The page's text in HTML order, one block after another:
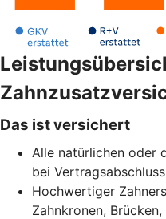
Das ist versichert
Alle natürlichen oder
bei
Hochwertiger
Zahnkronen,